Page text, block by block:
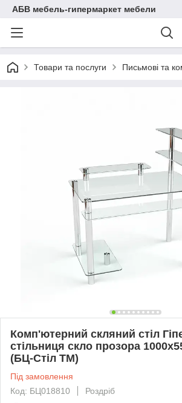
АБВ мебель-гипермаркет мебели
Товари та послуги Письмові та
Комп'ютерний скляний стіл
стільниця скло прозора
(БЦ-Стіл ТМ)
Під замовлення
Код: БЦ018810
Роздріб